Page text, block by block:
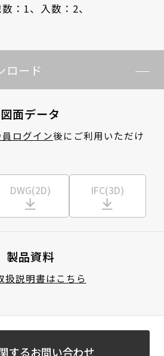
：1、 入数：2、
ロード
図面データ
ログイン後にご利用いただけ
DWG(2D) IFC(3D)
製品資料
扱説明書はこちら
するお問い合わせ